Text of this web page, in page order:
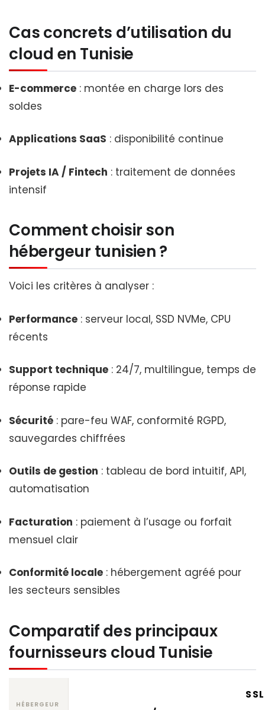
Cas concrets d’utilisation du
cloud en Tunisie
E-commerce : montée en charge lors des
soldes
Applications SaaS : disponibilité continue
Projets IA / Fintech : traitement de données
intensif
Comment choisir son
hébergeur tunisien ?
Voici les critères à analyser :
Performance : serveur local, SSD NVMe, CPU
récents
Support technique : 24/7, multilingue, temps de
réponse rapide
Sécurité : pare-feu WAF, conformité RGPD,
sauvegardes chiffrées
Outils de gestion : tableau de bord intuitif, API,
automatisation
Facturation : paiement à l’usage ou forfait
mensuel clair
Conformité locale : hébergement agréé pour
les secteurs sensibles
Comparatif des principaux
fournisseurs cloud Tunisie
HÉBERGEUR
SSL